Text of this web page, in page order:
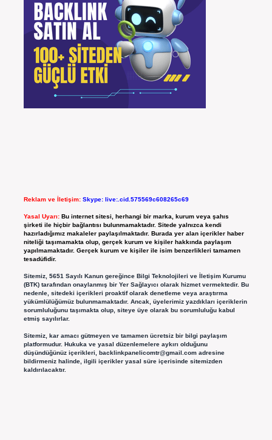
Reklam ve İletişim: Skype: live:.cid.575569c608265c69
Yasal Uyarı: Bu internet sitesi, herhangi bir marka, kurum veya şahıs
şirketi ile hiçbir bağlantısı bulunmamaktadır. Sitede yalnızca kendi
hazırladığımız makaleler paylaşılmaktadır. Burada yer alan içerikler haber
niteliği taşımamakta olup, gerçek kurum ve kişiler hakkında paylaşım
yapılmamaktadır. Gerçek kurum ve kişiler ile isim benzerlikleri tamamen
tesadüfidir.
Sitemiz, 5651 Sayılı Kanun gereğince Bilgi Teknolojileri ve İletişim Kurumu
(BTK) tarafından onaylanmış bir Yer Sağlayıcı olarak hizmet vermektedir. Bu
nedenle, sitedeki içerikleri proaktif olarak denetleme veya araştırma
yükümlülüğümüz bulunmamaktadır. Ancak, üyelerimiz yazdıkları içeriklerin
sorumluluğunu taşımakta olup, siteye üye olarak bu sorumluluğu kabul
etmiş sayılırlar.
Sitemiz, kar amacı gütmeyen ve tamamen ücretsiz bir bilgi paylaşım
platformudur. Hukuka ve yasal düzenlemelere aykırı olduğunu
düşündüğünüz içerikleri, backlinkpanelicomtr@gmail.comadresine
bildirmeniz halinde, ilgili içerikler yasal süre içerisinde sitemizden
kaldırılacaktır.